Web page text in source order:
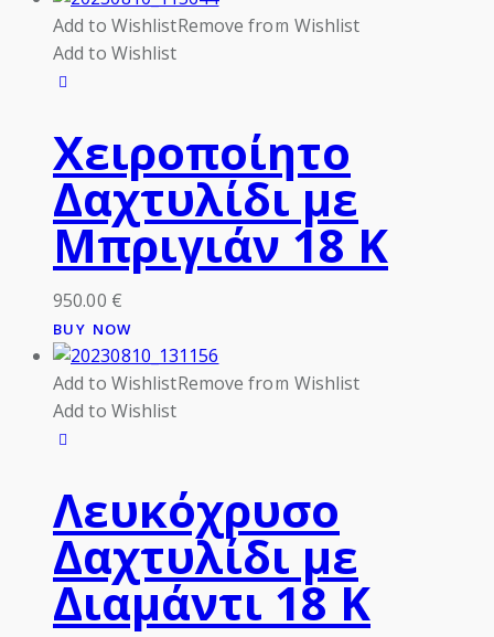
Add to WishlistRemove from Wishlist
Add to Wishlist
Χειροποίητο
Δαχτυλίδι με
Μπριγιάν 18 Κ
950.00 €
BUY NOW
Add to WishlistRemove from Wishlist
Add to Wishlist
Λευκόχρυσο
Δαχτυλίδι με
Διαμάντι 18 Κ